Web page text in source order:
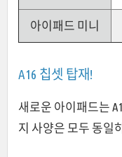
아이패드 미니
A16 칩셋 탑재!
새로운 아이패드는
지 사양은 모두 동일